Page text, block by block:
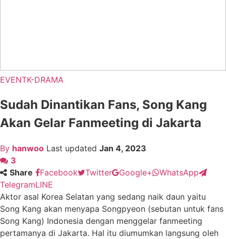
EVENTK-DRAMA
Sudah Dinantikan Fans, Song Kang
Akan Gelar Fanmeeting di Jakarta
By hanwoo Last updated Jan 4, 2023
3
Share
Facebook Twitter Google+
WhatsApp
TelegramLINE
Aktor asal Korea Selatan yang sedang naik daun yaitu
Song Kang akan menyapa Songpyeon (sebutan untuk fans
Song Kang) Indonesia dengan menggelar fanmeeting
pertamanya di Jakarta. Hal itu diumumkan langsung oleh